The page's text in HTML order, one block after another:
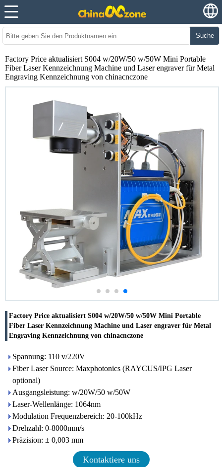
Suche
Factory Price aktualisiert S004 w/20W/50 w/50W Mini Portable
Fiber Laser Kennzeichnung Machine und Laser engraver für Metal
Engraving Kennzeichnung von chinacnczone
Factory Price aktualisiert S004 w/20W/50 w/50W Mini Portable
Fiber Laser Kennzeichnung Machine und Laser engraver für Metal
Engraving Kennzeichnung von chinacnczone
Spannung: 110 v/220V
Fiber Laser Source: Maxphotonics (RAYCUS/IPG Laser
optional)
Ausgangsleistung: w/20W/50 w/50W
Laser-Wellenlänge: 1064nm
Modulation Frequenzbereich: 20-100kHz
Drehzahl: 0-8000mm/s
Präzision: ± 0,003 mm
Kontaktiere uns